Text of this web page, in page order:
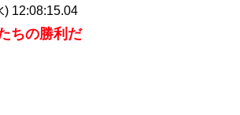
) 12:08:15.04
ちの勝利だ